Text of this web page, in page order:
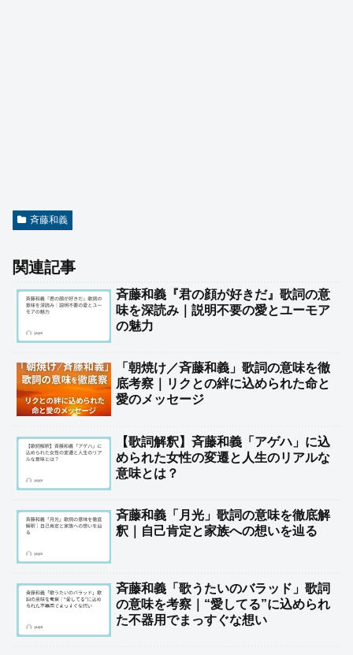
斉藤和義
関連記事
斉藤和義『君の顔が好きだ』歌詞の意
味を深読み｜説明不要の愛とユーモア
の魅力
「朝焼け／斉藤和義」歌詞の意味を徹
底考察｜リクとの絆に込められた命と
愛のメッセージ
【歌詞解釈】斉藤和義「アゲハ」に込
められた女性の変遷と人生のリアルな
意味とは？
斉藤和義「月光」歌詞の意味を徹底解
釈｜自己肯定と家族への想いを辿る
斉藤和義「歌うたいのバラッド」歌詞
の意味を考察｜“愛してる”に込められ
た不器用でまっすぐな想い